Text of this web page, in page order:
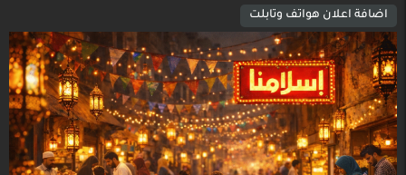
اضافة اعلان هواتف وتابلت